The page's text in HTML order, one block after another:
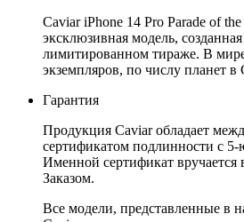
Caviar iPhone 14 Pro Parade of
эксклюзивная модель, созданная
лимитированном тираже. В
экземпляров, по числу планет в
Гарантия
Продукция Caviar обладает
сертификатом подлинности с
Именной сертификат вручается
Заказом.
Все модели, представленные в